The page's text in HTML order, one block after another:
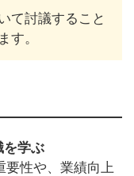
て討議すること
す。
を学ぶ
要性や、業績向上